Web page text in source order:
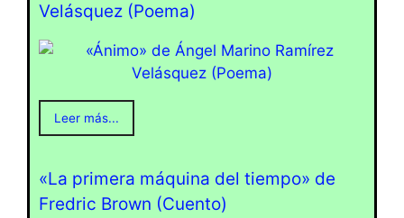
Velásquez (Poema)
Leer más...
«La primera máquina del tiempo» de
Fredric Brown (Cuento)